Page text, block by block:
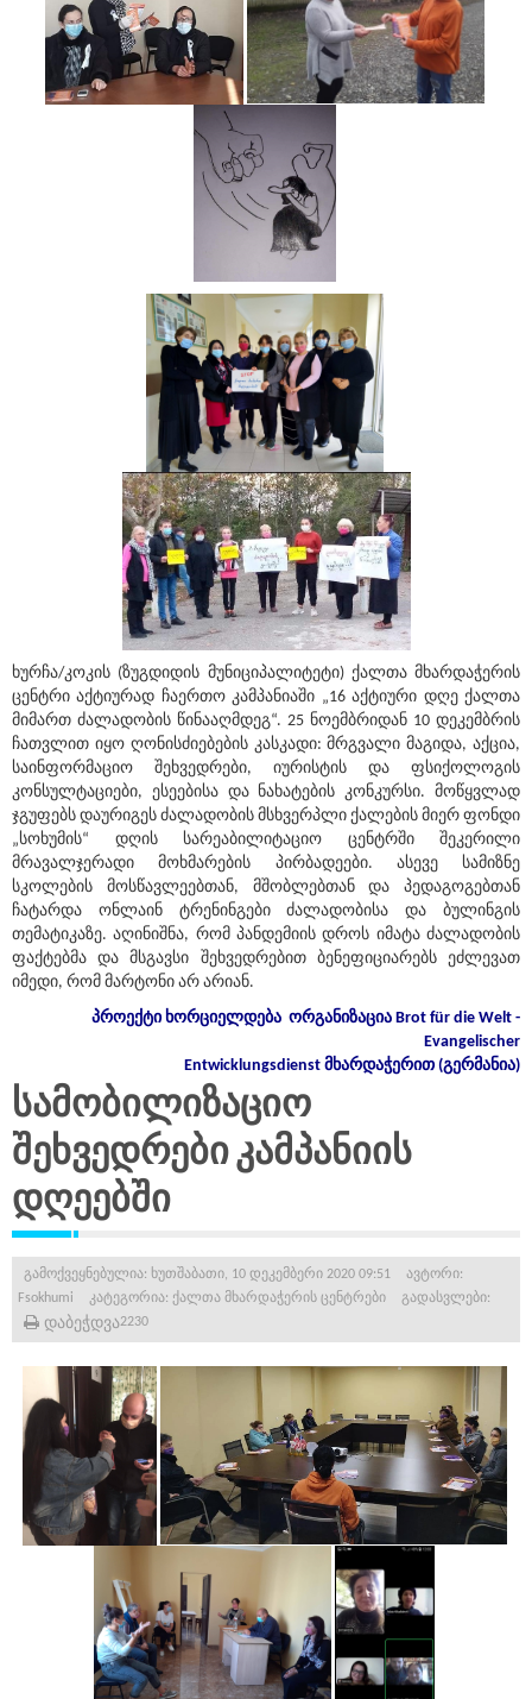
ხურჩა/კოკის (ზუგდიდის მუნიციპალიტეტი) ქალთა მხარდაჭერის
ცენტრი აქტიურად ჩაერთო კამპანიაში „16 აქტიური დღე ქალთა
მიმართ ძალადობის წინააღმდეგ“. 25 ნოემბრიდან 10 დეკემბრის
ჩათვლით იყო ღონისძიებების კასკადი: მრგვალი მაგიდა, აქცია,
საინფორმაციო შეხვედრები, იურისტის და ფსიქოლოგის
კონსულტაციები, ესეებისა და ნახატების კონკურსი. მოწყვლად
ჯგუფებს დაურიგეს ძალადობის მსხვერპლი ქალების მიერ ფონდი
„სოხუმის“ დღის სარეაბილიტაციო ცენტრში შეკერილი
მრავალჯერადი მოხმარების პირბადეები. ასევე სამიზნე
სკოლების მოსწავლეებთან, მშობლებთან და პედაგოგებთან
ჩატარდა ონლაინ ტრენინგები ძალადობისა და ბულინგის
თემატიკაზე. აღინიშნა, რომ პანდემიის დროს იმატა ძალადობის
ფაქტებმა და მსგავსი შეხვედრებით ბენეფიციარებს ეძლევათ
იმედი, რომ მარტონი არ არიან.
პროექტი ხორციელდება ორგანიზაცია Brot für die Welt -
Evangelischer
Entwicklungsdienst მხარდაჭერით (გერმანია)
სამობილიზაციო
შეხვედრები კამპანიის
დღეებში
გამოქვეყნებულია: ხუთშაბათი, 10 დეკემბერი 2020 09:51
ავტორი:
Fsokhumi
კატეგორია: ქალთა მხარდაჭერის ცენტრები
გადასვლები:
2230
დაბეჭდვა